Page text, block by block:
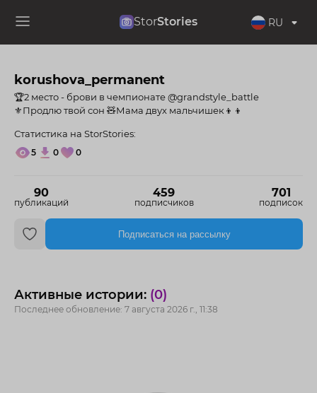
StorStories RU
korushova_permanent
90
публикаций
459
подписчиков
701
подписок
🏆2 место - брови в чемпионате @grandstyle_battle
⚜️Продлю твой сон 🧸Мама двух мальчишек👦👦
Статистика на StorStories:
5 0 0
Подписаться на рассылку
Активные истории: (0)
Последнее обновление: 7 августа 2026 г., 11:38